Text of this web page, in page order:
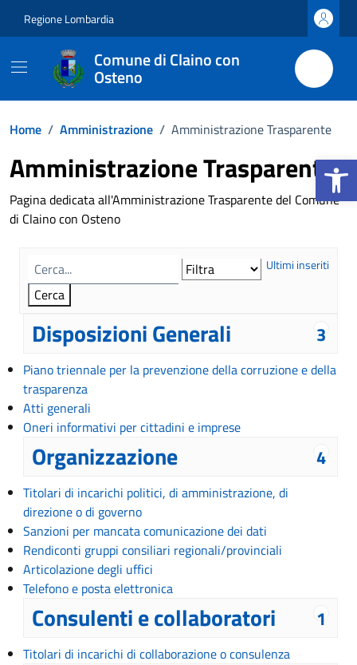
Apri la
Regione Lombardia
Comune di Claino con
Osteno
Home / Amministrazione / Amministrazione Trasparente
Amministrazione Trasparente
Pagina dedicata all'Amministrazione Trasparente del Comune
di Claino con Osteno
Ultimi inseriti
3
Disposizioni Generali
Piano triennale per la prevenzione della corruzione e della
trasparenza
Atti generali
Oneri informativi per cittadini e imprese
4
Organizzazione
Titolari di incarichi politici, di amministrazione, di
direzione o di governo
Sanzioni per mancata comunicazione dei dati
Rendiconti gruppi consiliari regionali/provinciali
Articolazione degli uffici
Telefono e posta elettronica
1
Consulenti e collaboratori
Titolari di incarichi di collaborazione o consulenza